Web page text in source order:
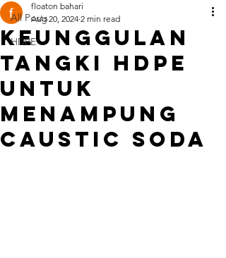
All Posts
HDPE
Keunggulan
Tangki HDPE
untuk
Menampung
Caustic Soda
floaton bahari
Aug 20, 2024 2 min read